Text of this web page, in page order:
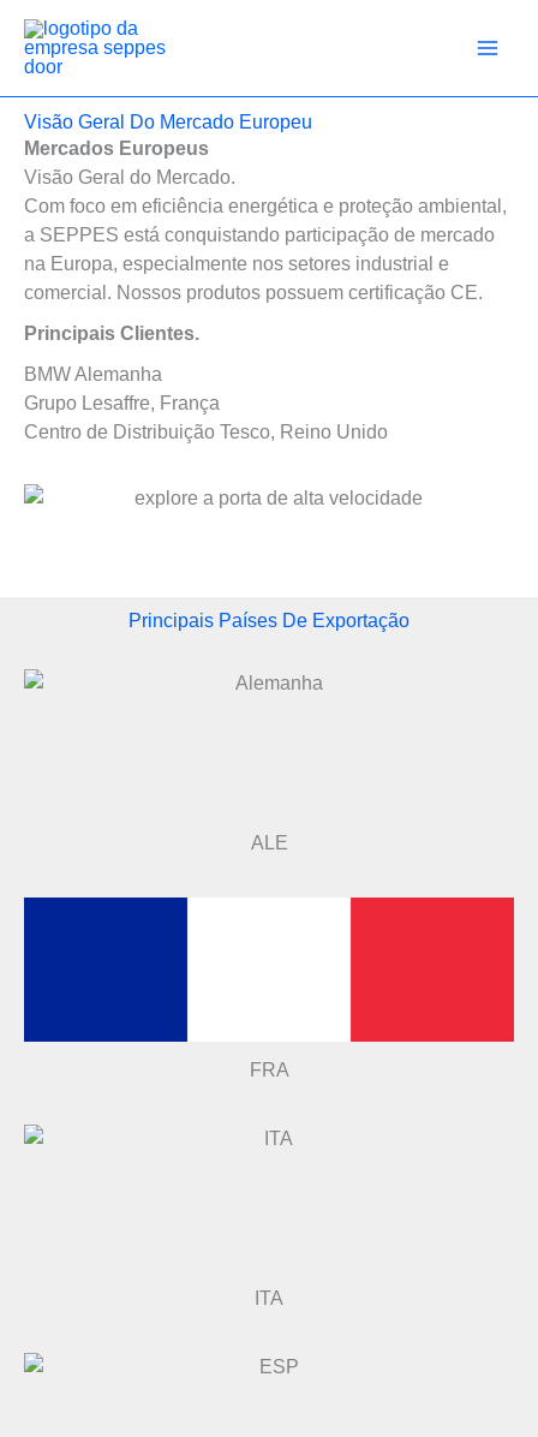
para
conteúdo
Visão Geral Do Mercado Europeu
Mercados Europeus
Visão Geral do Mercado.
Com foco em eficiência energética e proteção ambiental,
a SEPPES está conquistando participação de mercado
na Europa, especialmente nos setores industrial e
comercial. Nossos produtos possuem certificação CE.
Principais Clientes.
BMW Alemanha
Grupo Lesaffre, França
Centro de Distribuição Tesco, Reino Unido
Principais Países De Exportação
ALE
FRA
ITA